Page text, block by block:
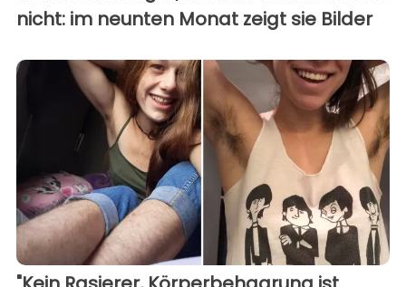
nicht: im neunten Monat zeigt sie Bilder